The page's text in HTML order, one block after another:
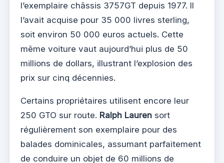
l’exemplaire châssis 3757GT depuis 1977. Il
l’avait acquise pour 35 000 livres sterling,
soit environ 50 000 euros actuels. Cette
même voiture vaut aujourd’hui plus de 50
millions de dollars, illustrant l’explosion des
prix sur cinq décennies.
Certains propriétaires utilisent encore leur
250 GTO sur route. Ralph Lauren sort
régulièrement son exemplaire pour des
balades dominicales, assumant parfaitement
de conduire un objet de 60 millions de